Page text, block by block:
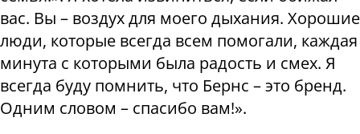
вас. Вы – воздух для моего дыхания. Хорошие
люди, которые всегда всем помогали, каждая
минута с которыми была радость и смех. Я
всегда буду помнить, что Бернс – это бренд.
Одним словом – спасибо вам!».